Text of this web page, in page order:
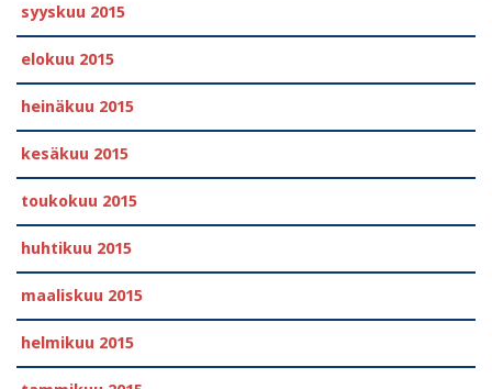
syyskuu 2015
elokuu 2015
heinäkuu 2015
kesäkuu 2015
toukokuu 2015
huhtikuu 2015
maaliskuu 2015
helmikuu 2015